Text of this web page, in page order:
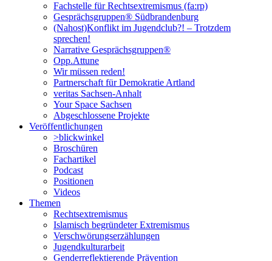
Fachstelle für Rechtsextremismus (fa:rp)
Gesprächsgruppen® Südbrandenburg
(Nahost)Konflikt im Jugendclub?! – Trotzdem
sprechen!
Narrative Gesprächsgruppen®
Opp.Attune
Wir müssen reden!
Partnerschaft für Demokratie Artland
veritas Sachsen-Anhalt
Your Space Sachsen
Abgeschlossene Projekte
Veröffentlichungen
>blickwinkel
Broschüren
Fachartikel
Podcast
Positionen
Videos
Themen
Rechtsextremismus
Islamisch begründeter Extremismus
Verschwörungs­erzählungen
Jugendkulturarbeit
Genderreflektierende Prävention